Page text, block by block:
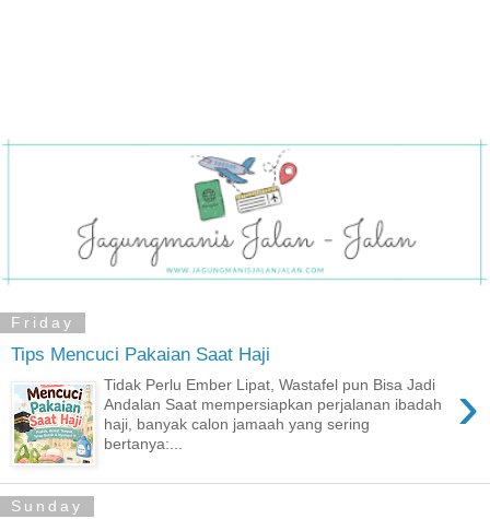
Friday
Tips Mencuci Pakaian Saat Haji
›
Tidak Perlu Ember Lipat, Wastafel pun Bisa Jadi
Andalan Saat mempersiapkan perjalanan ibadah
haji, banyak calon jamaah yang sering
bertanya:...
Sunday